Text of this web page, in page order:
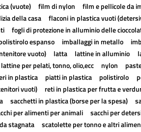
(vuote) film di nylon
film e pellicole da
della casa
flaconi in plastica vuoti
fogli di protezione in alluminio delle
espanso imballaggi in metallo
vuoto) latta lattine in alluminio
lattine per pelati, tonno, olio,ecc nylon
in plastica piatti in plastica polistirolo
vuoti)
reti in plastica per frutta e
sacchetti in plastica (borse per la spesa)
per alimenti per animali
sacchi per
stagnata scatolette per tonno e altri